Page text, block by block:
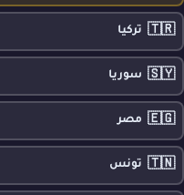
🇹🇷 تركيا
🇸🇾 سوريا
🇪🇬 مصر
🇹🇳 تونس